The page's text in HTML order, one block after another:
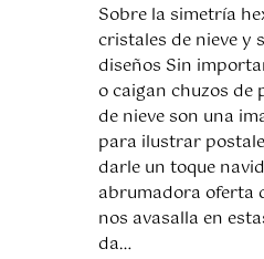
Sobre la simetría
cristales de nieve y
diseños Sin
o caigan chuzos de
de nieve son una
para ilustrar
darle un toque
abrumadora oferta
nos avasalla en
da…